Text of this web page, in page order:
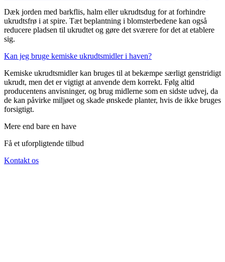
Dæk jorden med barkflis, halm eller ukrudtsdug for at forhindre
ukrudtsfrø i at spire. Tæt beplantning i blomsterbedene kan også
reducere pladsen til ukrudtet og gøre det sværere for det at etablere
sig.
Kan jeg bruge kemiske ukrudtsmidler i haven?
Kemiske ukrudtsmidler kan bruges til at bekæmpe særligt genstridigt
ukrudt, men det er vigtigt at anvende dem korrekt. Følg altid
producentens anvisninger, og brug midlerne som en sidste udvej, da
de kan påvirke miljøet og skade ønskede planter, hvis de ikke bruges
forsigtigt.
Mere end bare en have
Få et uforpligtende tilbud
Kontakt os